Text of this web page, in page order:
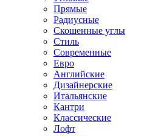
Прямые
Радиусные
Скошенные углы
Стиль
Современные
Евро
Английские
Дизайнерские
Итальянские
Кантри
Классические
Лофт